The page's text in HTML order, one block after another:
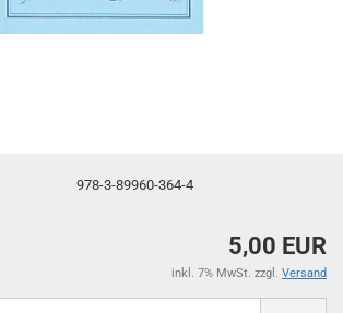
978-3-89960-364-4
5,00 EUR
inkl. 7% MwSt. zzgl. Versand